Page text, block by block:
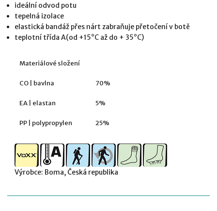
ideální odvod potu
tepelná izolace
elastická bandáž přes nárt zabraňuje přetočení v botě
teplotní třída A(od +15°C až do + 35°C)
Materiálové složení
CO | bavlna 70%
EA | elastan 5%
PP | polypropylen 25%
Výrobce: Boma, Česká republika